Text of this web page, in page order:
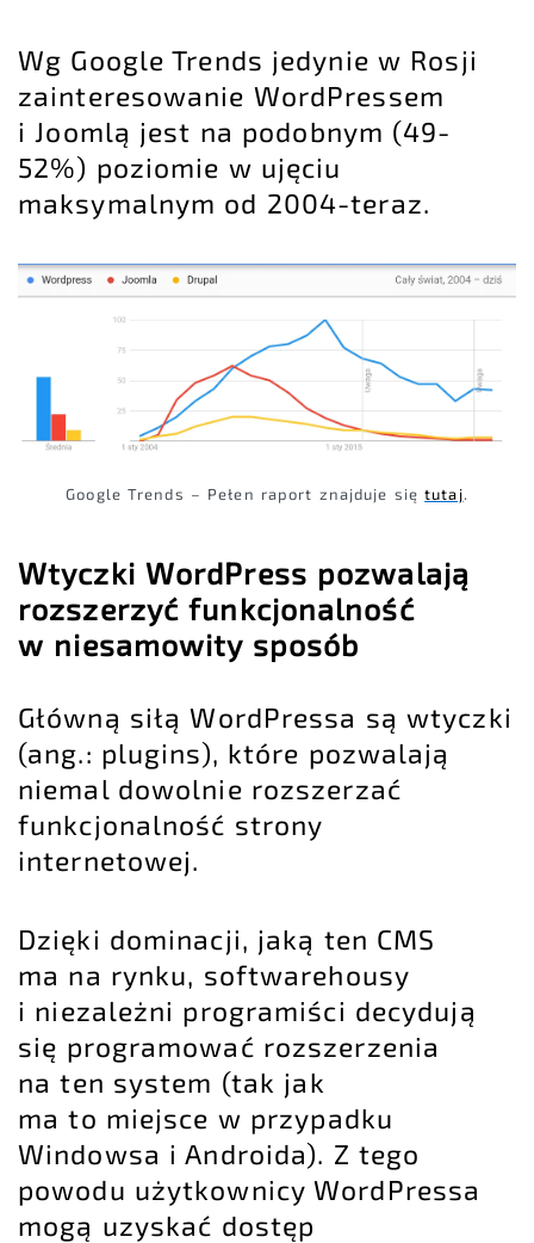
Wg Google Trends jedynie w Rosji
zainteresowanie WordPressem
i Joomlą jest na podobnym (49-
52%) poziomie w ujęciu
maksymalnym od 2004-teraz.
Google Trends – Pełen raport znajduje siętutaj.
Wtyczki WordPress pozwalają
rozszerzyć funkcjonalność
w niesamowity sposób
Główną siłą WordPressa są wtyczki
(ang.: plugins), które pozwalają
niemal dowolnie rozszerzać
funkcjonalność strony
internetowej.
Dzięki dominacji, jaką ten CMS
ma na rynku, softwarehousy
i niezależni programiści decydują
się programować rozszerzenia
na ten system (tak jak
ma to miejsce w przypadku
Windowsa i Androida). Z tego
powodu użytkownicy WordPressa
mogą uzyskać dostęp